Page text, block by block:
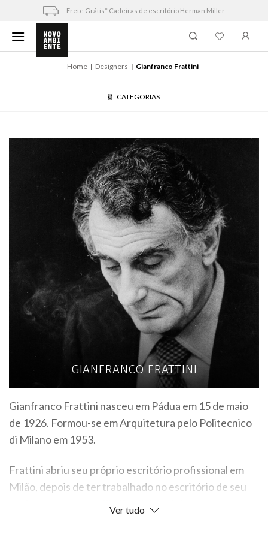
content
Frete Grátis* Cadeiras de escritório Herman Miller
Home Designers Gianfranco Frattini
CATEGORIAS
GIANFRANCO FRATTINI
Gianfranco Frattini nasceu em Pádua em 15 de maio
de 1926. Formou-se em Arquitetura pelo Politecnico
di Milano em 1953.
Frattini abriu seu próprio escritório profissional em
Milão, depois de ter trabalhado no escritório de seu
Ver tudo